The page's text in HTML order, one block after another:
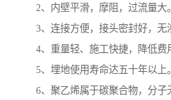
2、内壁平滑，摩阻，过流量大。
3、连接方便，接头密封好，无
4、重量轻、施工快捷，降低费
5、埋地使用寿命达五十年以上。
6、聚乙烯属于碳聚合物，分子